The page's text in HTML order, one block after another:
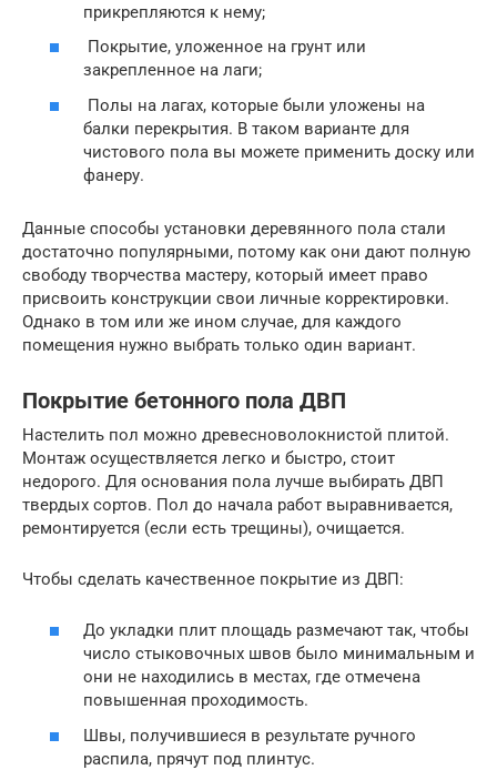
прикрепляются к нему;
Покрытие, уложенное на грунт или
закрепленное на лаги;
Полы на лагах, которые были уложены на
балки перекрытия. В таком варианте для
чистового пола вы можете применить доску или
фанеру.
Данные способы установки деревянного пола стали
достаточно популярными, потому как они дают полную
свободу творчества мастеру, который имеет право
присвоить конструкции свои личные корректировки.
Однако в том или же ином случае, для каждого
помещения нужно выбрать только один вариант.
Покрытие бетонного пола ДВП
Настелить пол можно древесноволокнистой плитой.
Монтаж осуществляется легко и быстро, стоит
недорого. Для основания пола лучше выбирать ДВП
твердых сортов. Пол до начала работ выравнивается,
ремонтируется (если есть трещины), очищается.
Чтобы сделать качественное покрытие из ДВП:
До укладки плит площадь размечают так, чтобы
число стыковочных швов было минимальным и
они не находились в местах, где отмечена
повышенная проходимость.
Швы, получившиеся в результате ручного
распила, прячут под плинтус.